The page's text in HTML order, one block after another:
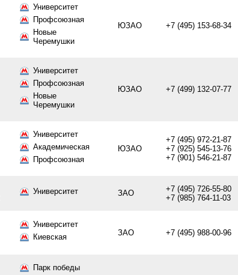
Университет
Профсоюзная
Новые
Черемушки
ЮЗАО +7 (495) 153-68-34
Университет
Профсоюзная
Новые
Черемушки
ЮЗАО +7 (499) 132-07-77
Университет
Академическая
Профсоюзная
ЮЗАО
+7 (495) 972-21-87
+7 (925) 545-13-76
+7 (901) 546-21-87
Университет ЗАО
+7 (495) 726-55-80
+7 (985) 764-11-03
Университет
Киевская
ЗАО +7 (495) 988-00-96
Парк победы